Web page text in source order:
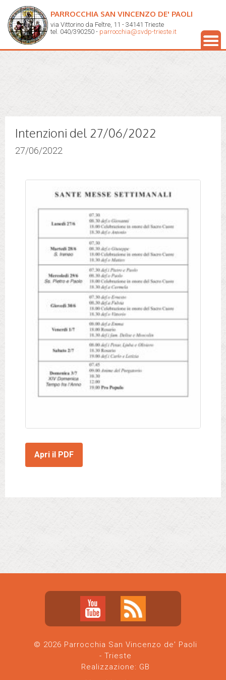
PARROCCHIA SAN VINCENZO DE' PAOLI
via Vittorino da Feltre, 11 - 34141 Trieste
tel. 040/390250 - parrocchia@svdp-trieste.it
Intenzioni del 27/06/2022
27/06/2022
Apri il PDF
© 2026 Parrocchia San Vincenzo de' Paoli
- Trieste
Realizzazione: GB